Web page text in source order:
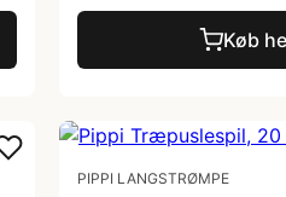
Køb
PIPPI LANGSTRØMPE